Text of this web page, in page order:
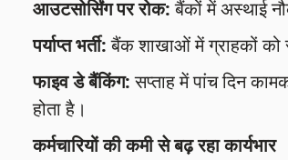
आउटसोर्सिंग पर रोक:बैंकों में अस्थाई
पर्याप्त भर्ती:बैंक शाखाओं में ग्राहकों को
फाइव डे बैंकिंग:सप्ताह में पांच दिन
होता है।
कर्मचारियों की कमी से बढ़ रहा कार्यभार